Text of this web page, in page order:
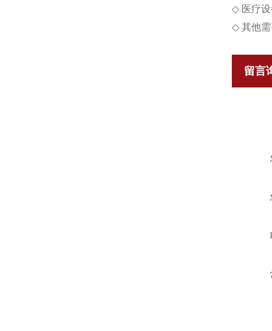
◇ 医疗
◇ 其他
留言